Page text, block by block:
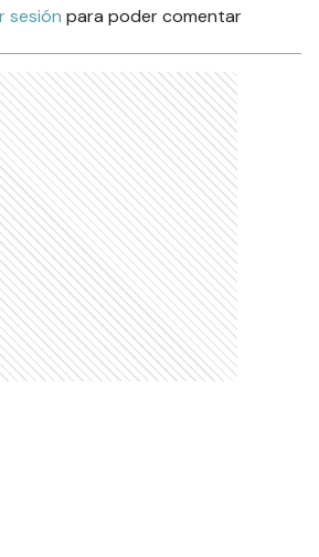
sesión para poder comentar